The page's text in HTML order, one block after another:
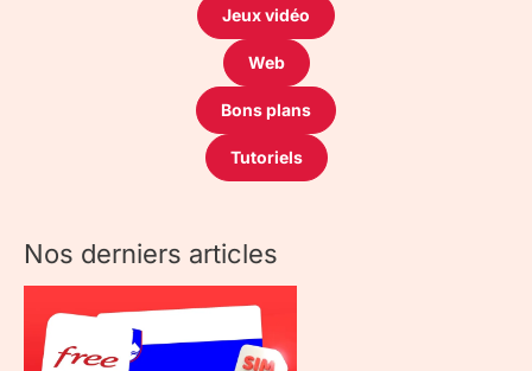
Jeux vidéo
Web
Bons plans
Tutoriels
Nos derniers articles